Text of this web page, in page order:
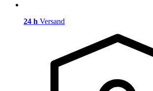
24 h Versand